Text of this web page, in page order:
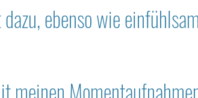
ebenso wie
meinen